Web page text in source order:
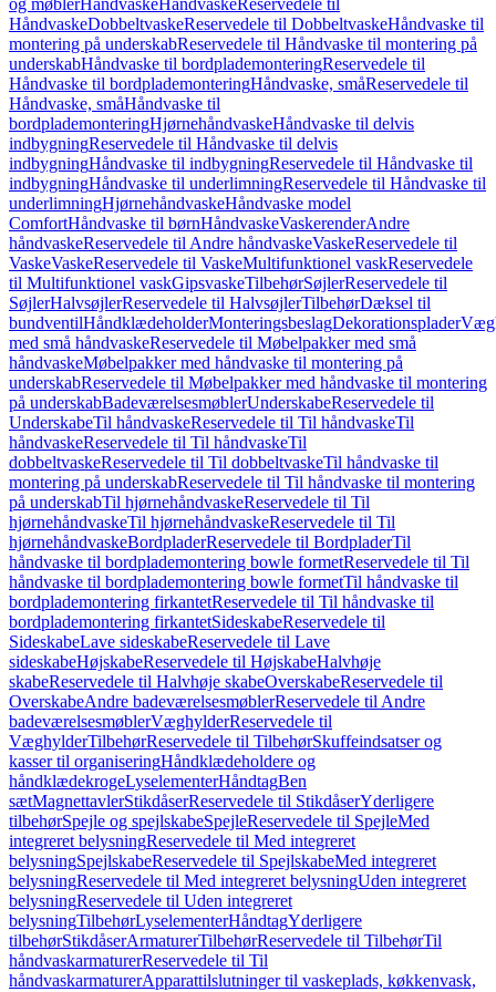
og møblerHåndvaskeHåndvaskeReservedele til
HåndvaskeDobbeltvaskeReservedele til DobbeltvaskeHåndvaske til
montering på underskabReservedele til Håndvaske til montering på
underskabHåndvaske til bordplademonteringReservedele til
Håndvaske til bordplademonteringHåndvaske, småReservedele til
Håndvaske, småHåndvaske til
bordplademonteringHjørnehåndvaskeHåndvaske til delvis
indbygningReservedele til Håndvaske til delvis
indbygningHåndvaske til indbygningReservedele til Håndvaske til
indbygningHåndvaske til underlimningReservedele til Håndvaske til
underlimningHjørnehåndvaskeHåndvaske model
ComfortHåndvaske til børnHåndvaskeVaskerenderAndre
håndvaskeReservedele til Andre håndvaskeVaskeReservedele til
VaskeVaskeReservedele til VaskeMultifunktionel vaskReservedele
til Multifunktionel vaskGipsvaskeTilbehørSøjlerReservedele til
SøjlerHalvsøjlerReservedele til HalvsøjlerTilbehørDæksel til
bundventilHåndklædeholderMonteringsbeslagDekorationsplader
med små håndvaskeReservedele til Møbelpakker med små
håndvaskeMøbelpakker med håndvaske til montering på
underskabReservedele til Møbelpakker med håndvaske til montering
på underskabBadeværelsesmøblerUnderskabeReservedele til
UnderskabeTil håndvaskeReservedele til Til håndvaskeTil
håndvaskeReservedele til Til håndvaskeTil
dobbeltvaskeReservedele til Til dobbeltvaskeTil håndvaske til
montering på underskabReservedele til Til håndvaske til montering
på underskabTil hjørnehåndvaskeReservedele til Til
hjørnehåndvaskeTil hjørnehåndvaskeReservedele til Til
hjørnehåndvaskeBordpladerReservedele til BordpladerTil
håndvaske til bordplademontering bowle formetReservedele til Til
håndvaske til bordplademontering bowle formetTil håndvaske til
bordplademontering firkantetReservedele til Til håndvaske til
bordplademontering firkantetSideskabeReservedele til
SideskabeLave sideskabeReservedele til Lave
sideskabeHøjskabeReservedele til HøjskabeHalvhøje
skabeReservedele til Halvhøje skabeOverskabeReservedele til
OverskabeAndre badeværelsesmøblerReservedele til Andre
badeværelsesmøblerVæghylderReservedele til
VæghylderTilbehørReservedele til TilbehørSkuffeindsatser og
kasser til organiseringHåndklædeholdere og
håndklædekrogeLyselementerHåndtagBen
sætMagnettavlerStikdåserReservedele til StikdåserYderligere
tilbehørSpejle og spejlskabeSpejleReservedele til SpejleMed
integreret belysningReservedele til Med integreret
belysningSpejlskabeReservedele til SpejlskabeMed integreret
belysningReservedele til Med integreret belysningUden integreret
belysningReservedele til Uden integreret
belysningTilbehørLyselementerHåndtagYderligere
tilbehørStikdåserArmaturerTilbehørReservedele til TilbehørTil
håndvaskarmaturerReservedele til Til
håndvaskarmaturerApparattilslutninger til vaskeplads, køkkenvask,